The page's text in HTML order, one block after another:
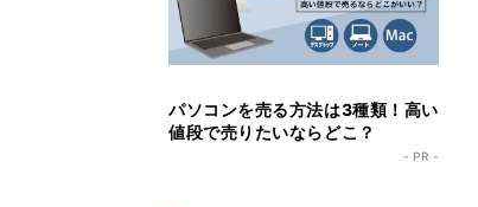
パソコンを売る方法は3種類！高い
値段で売りたいならどこ？
- PR -